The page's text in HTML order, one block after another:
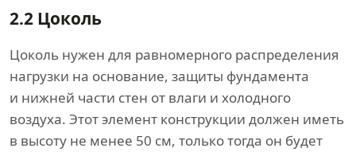
2.2 Цоколь
Цоколь нужен для равномерного распределения
нагрузки на основание, защиты фундамента
и нижней части стен от влаги и холодного
воздуха. Этот элемент конструкции должен иметь
в высоту не менее 50 см, только тогда он будет